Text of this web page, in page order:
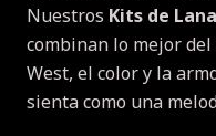
Nuestros Kits de
combinan lo mejor
West, el color y la
sienta como una